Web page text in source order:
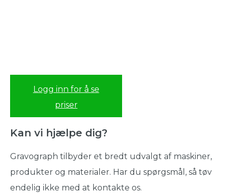
Logg inn for å se
priser
Kan vi hjælpe dig?
Gravograph tilbyder et bredt udvalgt af maskiner,
produkter og materialer. Har du spørgsmål, så tøv
endelig ikke med at kontakte os.